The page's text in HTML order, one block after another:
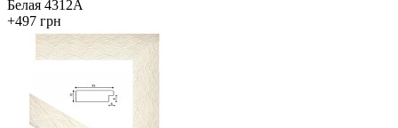
Белая 4312А
+497 грн